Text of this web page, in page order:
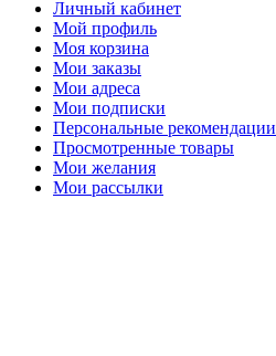
Личный кабинет
Мой профиль
Моя корзина
Мои заказы
Мои адреса
Мои подписки
Персональные рекомендации
Просмотренные товары
Мои желания
Мои рассылки